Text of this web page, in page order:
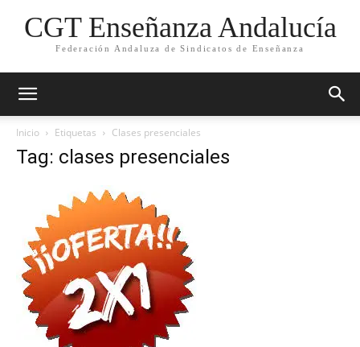
CGT Enseñanza Andalucía
Federación Andaluza de Sindicatos de Enseñanza
Inicio Etiquetas Clases presenciales
Tag: clases presenciales